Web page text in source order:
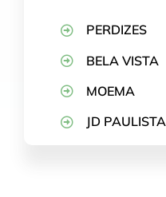
PERDIZES
BELA VISTA
MOEMA
JD PAULISTA